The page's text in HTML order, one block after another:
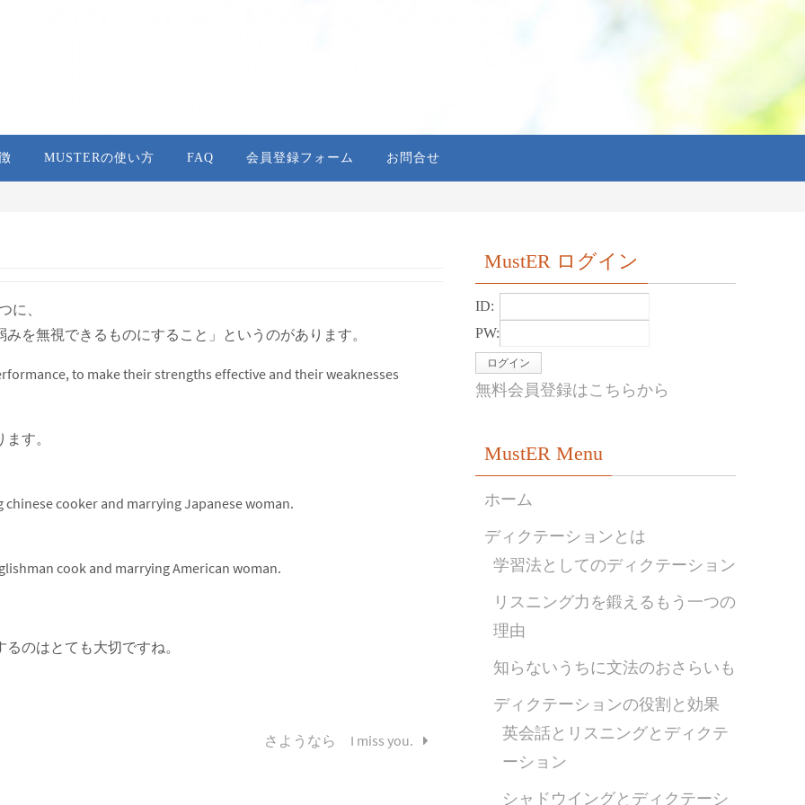
MUSTERの使い方 FAQ 会員登録フォーム お問合せ
に、
を無視できるものにすること」というのがあります。
to make their strengths effective and their weaknesses
す。
cooker and marrying Japanese woman.
cook and marrying American woman.
のはとても大切ですね。
さようなら I miss you.
MustER ログイン
ID:
PW:
無料会員登録はこちらから
MustER Menu
ホーム
ディクテーションとは
学習法としてのディクテーション
リスニング力を鍛えるもう一つの
理由
知らないうちに文法のおさらいも
ディクテーションの役割と効果
英会話とリスニングとディクテ
ーション
シャドウイングとディクテーシ